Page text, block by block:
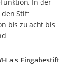
In der
den Stift
bis zu acht bis
als Eingabestift